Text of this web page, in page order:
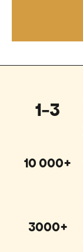
1-3
10 000+
3000+